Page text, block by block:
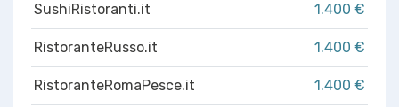
SushiRistoranti.it 1.400 €
RistoranteRusso.it 1.400 €
RistoranteRomaPesce.it 1.400 €